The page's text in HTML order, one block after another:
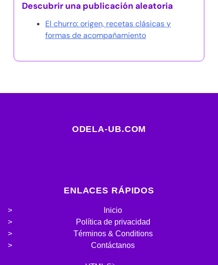
Descubrir una publicación aleatoria
El churro: origen, recetas clásicas y
formas de acompañamiento
ODELA-UB.COM
ENLACES RÁPIDOS
Inicio
Política de privacidad
Términos & Conditions
Contáctanos